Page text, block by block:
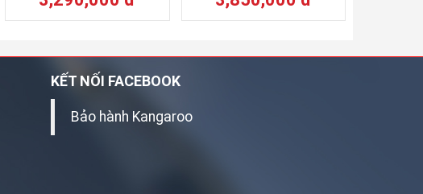
KẾT NỐI FACEBOOK